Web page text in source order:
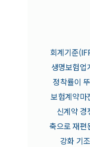
회계기준
생명보험업
정착률이
보험계약마
신계약 경
축으로 재편
강화 기